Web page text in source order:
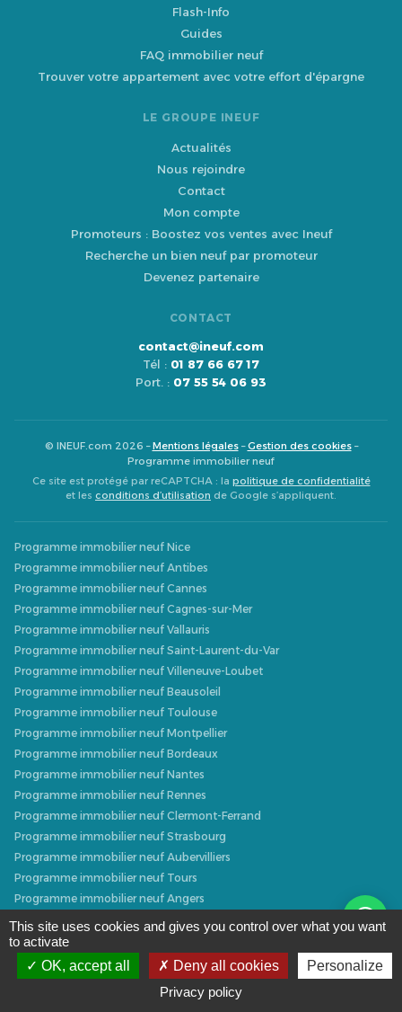
Flash-Info
Guides
FAQ immobilier neuf
Trouver votre appartement avec votre effort d'épargne
LE GROUPE INEUF
Actualités
Nous rejoindre
Contact
Mon compte
Promoteurs : Boostez vos ventes avec Ineuf
Recherche un bien neuf par promoteur
Devenez partenaire
CONTACT
contact@ineuf.com
Tél : 01 87 66 67 17
Port. : 07 55 54 06 93
© INEUF.com 2026 –Mentions légales–Gestion des cookies–
Programme immobilier neuf
Ce site est protégé par reCAPTCHA : la politique de confidentialité
et les conditions d’utilisation de Google s’appliquent.
Programme immobilier neuf Nice
Programme immobilier neuf Antibes
Programme immobilier neuf Cannes
Programme immobilier neuf Cagnes-sur-Mer
Programme immobilier neuf Vallauris
Programme immobilier neuf Saint-Laurent-du-Var
Programme immobilier neuf Villeneuve-Loubet
Programme immobilier neuf Beausoleil
Programme immobilier neuf Toulouse
Programme immobilier neuf Montpellier
Programme immobilier neuf Bordeaux
Programme immobilier neuf Nantes
Programme immobilier neuf Rennes
Programme immobilier neuf Clermont-Ferrand
Programme immobilier neuf Strasbourg
Programme immobilier neuf Aubervilliers
Programme immobilier neuf Tours
Programme immobilier neuf Angers
Programme immobilier neuf Nîmes
Programme immobilier neuf La Rochelle
Programme immobilier neuf Lyon
Programme immobilier neuf Thonon-les-Bains
Programme immobilier neuf Avignon
This site uses cookies and gives you control over what you want
to activate
OK, accept all
Deny all cookies
Personalize
Privacy policy